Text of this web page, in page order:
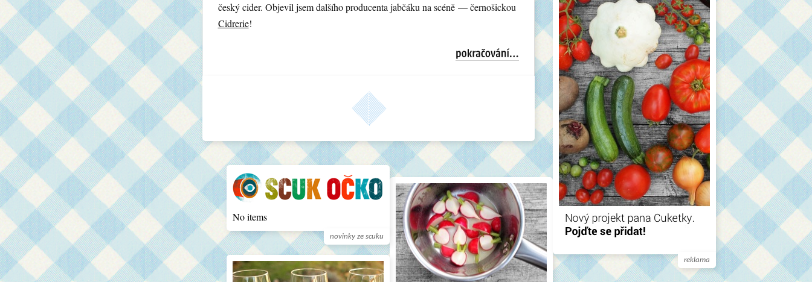
český cider. Objevil jsem dalšího producenta jabčáku na scéně — černošickou
Cidrerie!
reklama
novinky ze scuku
No items